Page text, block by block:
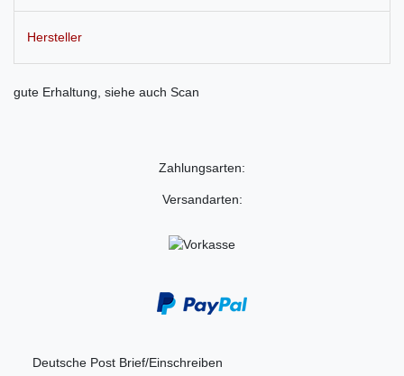
Hersteller
gute Erhaltung, siehe auch Scan
Zahlungsarten:
Versandarten:
Deutsche Post Brief/Einschreiben